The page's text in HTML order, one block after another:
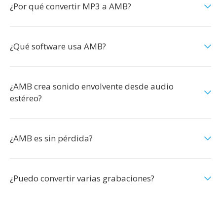
¿Por qué convertir MP3 a AMB?
¿Qué software usa AMB?
¿AMB crea sonido envolvente desde audio
estéreo?
¿AMB es sin pérdida?
¿Puedo convertir varias grabaciones?